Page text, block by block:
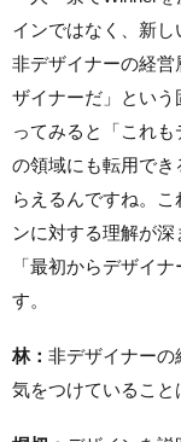
インではなく、新し
非デザイナーの経
ザイナーだ」とい
ってみると「これ
の領域にも転用で
らえるんですね。
ンに対する理解が
「最初からデザイ
す。
林： 非デザイナーの
気をつけていること